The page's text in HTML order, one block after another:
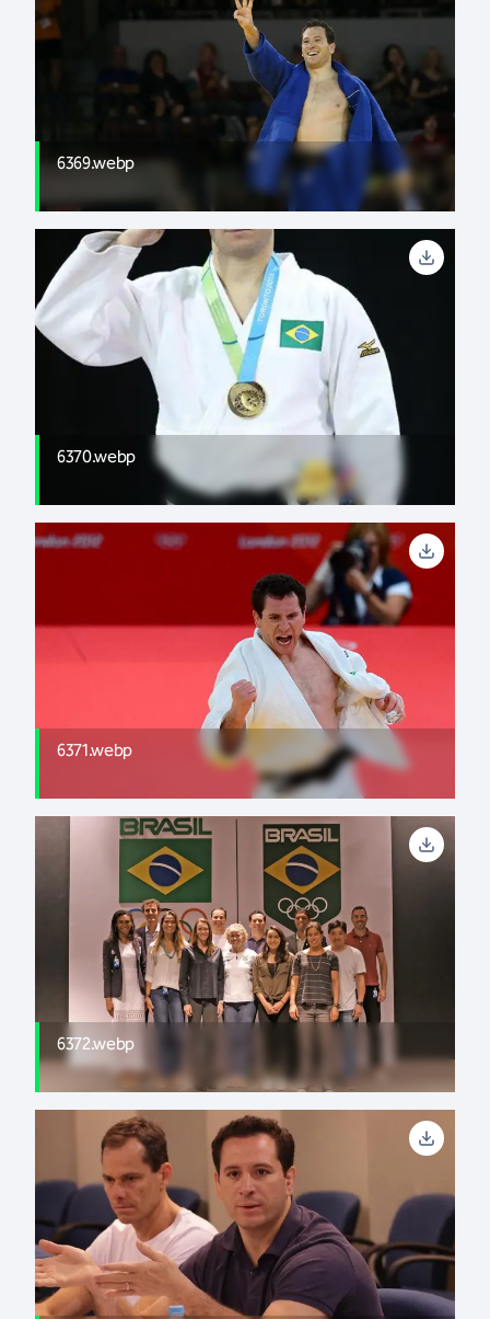
6369.webp
6370.webp
6371.webp
6372.webp